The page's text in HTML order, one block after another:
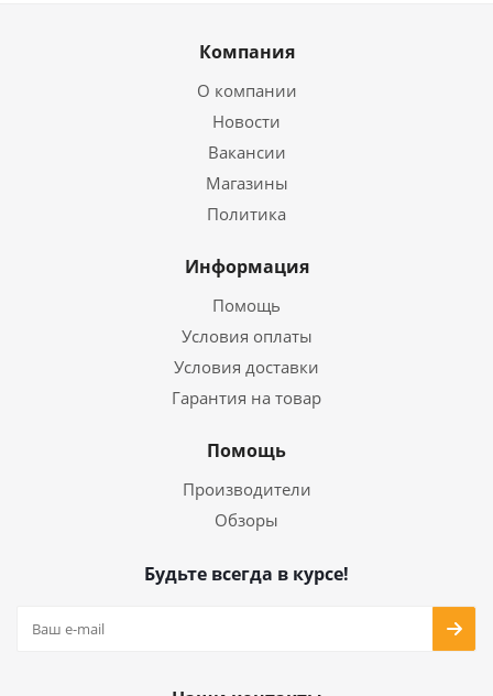
Компания
О компании
Новости
Вакансии
Магазины
Политика
Информация
Помощь
Условия оплаты
Условия доставки
Гарантия на товар
Помощь
Производители
Обзоры
Будьте всегда в курсе!